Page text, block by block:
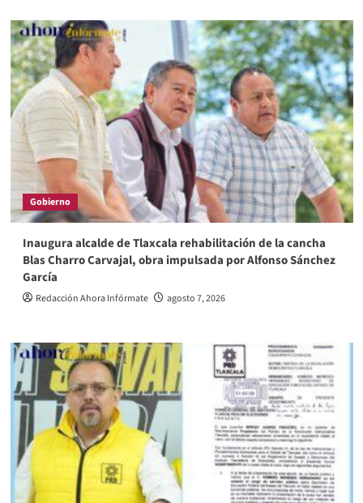
Gobierno
Inaugura alcalde de Tlaxcala rehabilitación de la cancha
Blas Charro Carvajal, obra impulsada por Alfonso Sánchez
García
Redacción Ahora Infórmate agosto 7, 2026